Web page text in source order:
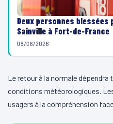
Deux personnes blessées
Sainville à Fort-de-France
08/08/2026
Le retour à la normale dépendra
conditions météorologiques.
usagers à la compréhension